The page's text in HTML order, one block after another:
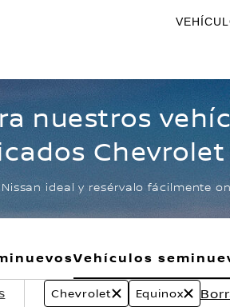
nuestros
ideal y resérvalo fácilmente
Vehículos
Chevrolet Equinox